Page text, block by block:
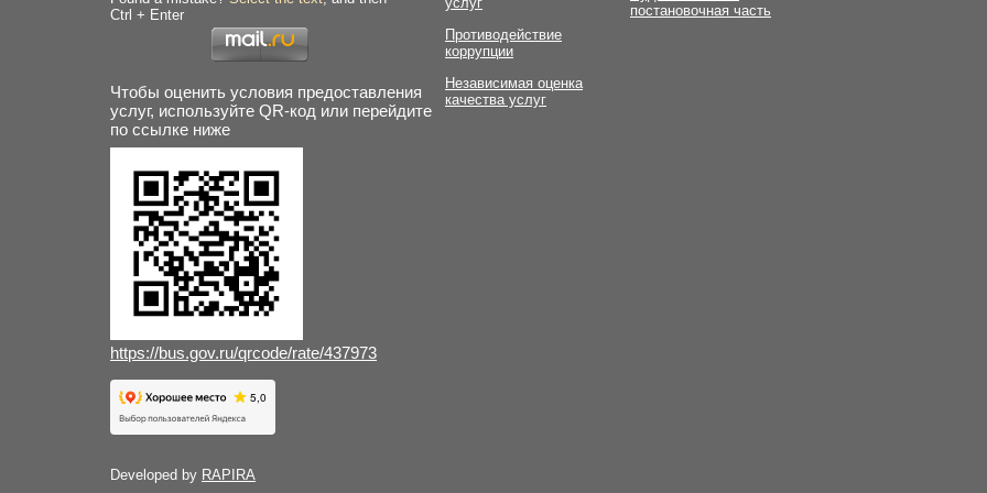
Ctrl + Enter
Чтобы оценить условия предоставления
услуг, используйте QR-код или перейдите
по ссылке ниже
https://bus.gov.ru/qrcode/rate/437973
Developed by RAPIRA
Противодействие
коррупции
Независимая оценка
качества услуг
постановочная часть